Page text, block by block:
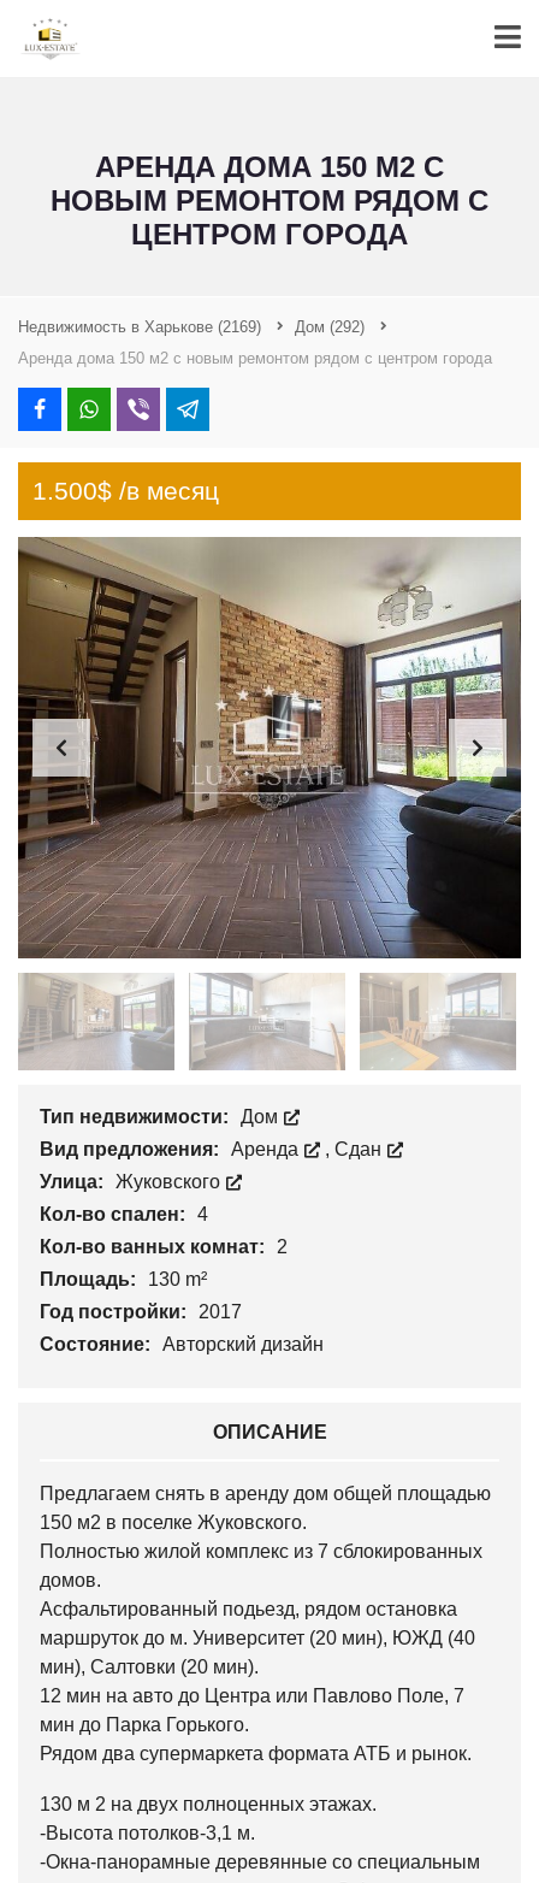
АРЕНДА ДОМА 150 М2 С
НОВЫМ РЕМОНТОМ РЯДОМ С
ЦЕНТРОМ ГОРОДА
Недвижимость в Харькове (2169) Дом (292)
Аренда дома 150 м2 с новым ремонтом рядом с центром города
1.500$ /в месяц
Тип недвижимости:
Дом
Вид предложения:
Аренда , Сдан
Улица:
Жуковского
Кол-во спален:
4
Кол-во ванных комнат:
2
Площадь:
130 m²
Год постройки:
2017
Состояние:
Авторский дизайн
ОПИСАНИЕ
Предлагаем снять в аренду дом общей площадью
150 м2 в поселке Жуковского.
Полностью жилой комплекс из 7 сблокированных
домов.
Асфальтированный подьезд, рядом остановка
маршруток до м. Университет (20 мин), ЮЖД (40
мин), Салтовки (20 мин).
12 мин на авто до Центра или Павлово Поле, 7
мин до Парка Горького.
Рядом два супермаркета формата АТБ и рынок.
130 м 2 на двух полноценных этажах.
-Высота потолков-3,1 м.
-Окна-панорамные деревянные со специальным